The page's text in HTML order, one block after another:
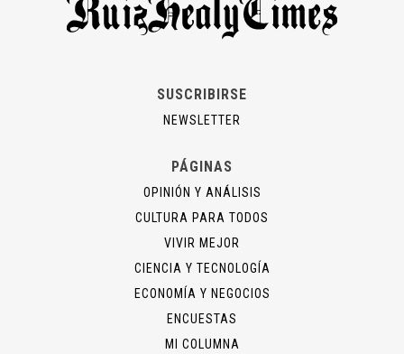
SUSCRIBIRSE
NEWSLETTER
PÁGINAS
OPINIÓN Y ANÁLISIS
CULTURA PARA TODOS
VIVIR MEJOR
CIENCIA Y TECNOLOGÍA
ECONOMÍA Y NEGOCIOS
ENCUESTAS
MI COLUMNA